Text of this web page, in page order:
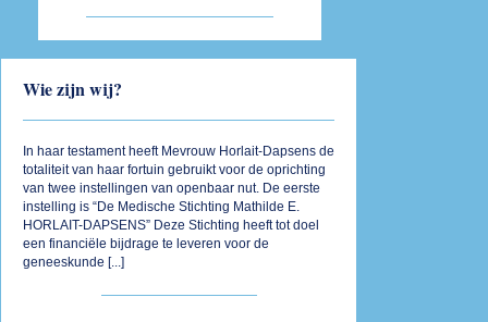
Wie zijn wij?
In haar testament heeft Mevrouw Horlait-Dapsens de
totaliteit van haar fortuin gebruikt voor de oprichting
van twee instellingen van openbaar nut. De eerste
instelling is “De Medische Stichting Mathilde E.
HORLAIT-DAPSENS” Deze Stichting heeft tot doel
een financiële bijdrage te leveren voor de
geneeskunde [...]